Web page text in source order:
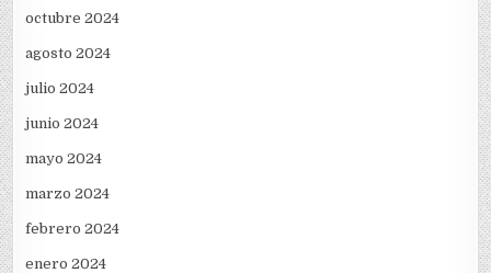
octubre 2024
agosto 2024
julio 2024
junio 2024
mayo 2024
marzo 2024
febrero 2024
enero 2024